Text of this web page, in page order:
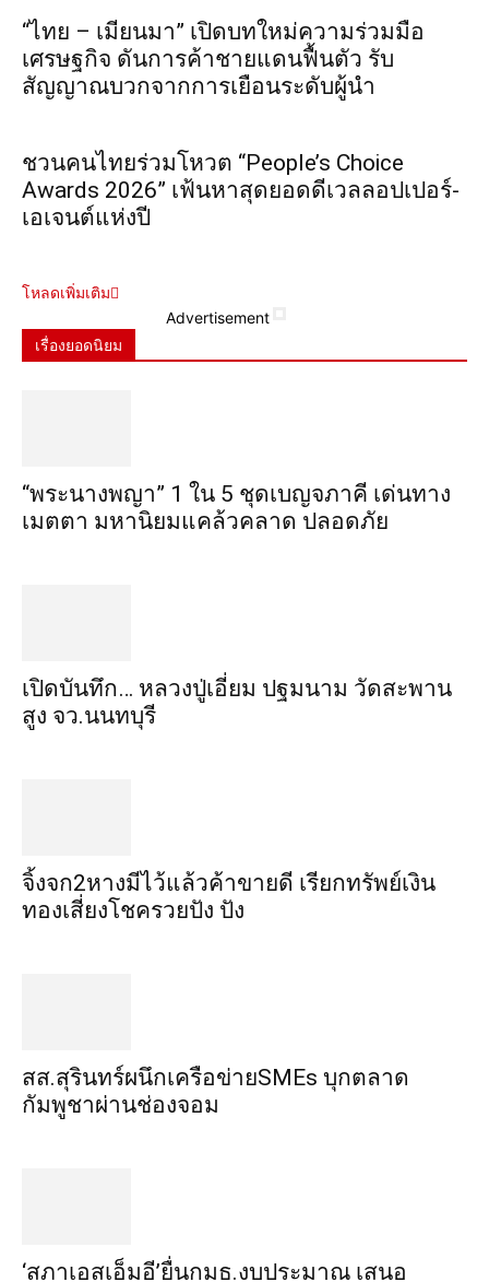
“ไทย – เมียนมา” เปิดบทใหม่ความร่วมมือ
เศรษฐกิจ ดันการค้าชายแดนฟื้นตัว รับ
สัญญาณบวกจากการเยือนระดับผู้นำ
ชวนคนไทยร่วมโหวต “People’s Choice
Awards 2026” เฟ้นหาสุดยอดดีเวลลอปเปอร์-
เอเจนต์แห่งปี
โหลดเพิ่มเติม
Advertisement
เรื่องยอดนิยม
“พระ​นาง​พญา” 1 ใน 5​ ชุดเบญจ​ภาคี​ เด่นทาง
เมตตา​ มหา​นิยม​แคล้วคลาด​ ปลอดภัย​
เปิดบันทึก… หลวงปู่เอี่ยม ​ปฐม​นาม​ วัดสะพาน
สูง​ จว.นนทบุรี
จิ้งจก​2​หาง​มีไว้แล้ว​ค้าขาย​ดี​ เรียก​ทรัพย์เงิน
ทอง​เสี่ยงโชค​รวยปัง​ ปัง​
สส.สุรินทร์ผนึกเครือข่ายSMEs บุกตลาด
กัมพูชาผ่านช่องจอม
‘สภาเอสเอ็มอี’ยื่นกมธ.งบประมาณ เสนอ